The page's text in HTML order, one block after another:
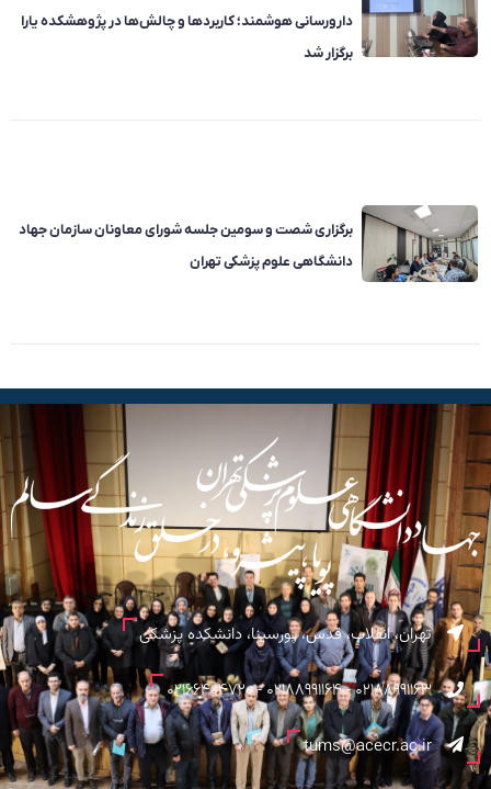
دارورسانی هوشمند؛ کاربردها و چالش‌ها در پژوهشکده یارا
برگزار شد
برگزاری شصت و سومین جلسه شورای معاونان سازمان جهاد
دانشگاهی علوم پزشکی تهران
تهران، انقلاب، قدس، پورسینا، دانشکده پزشکی
02188991163 - 02188991164 - 02166404720
tums@acecr.ac.ir